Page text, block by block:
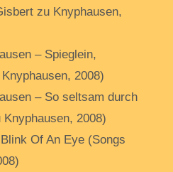
zu Knyphausen,
– Spieglein,
2008)
– So seltsam durch
2008)
Of An Eye (Songs